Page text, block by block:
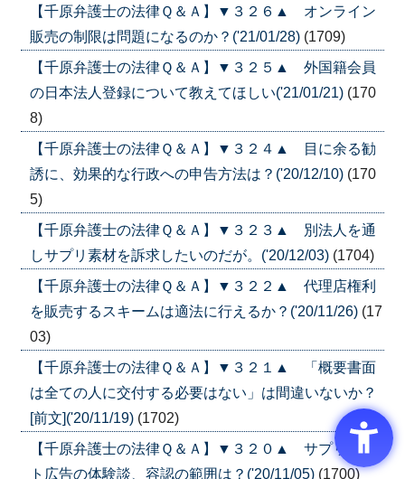
【千原弁護士の法律Ｑ＆Ａ】▼３２６▲ オンライン
販売の制限は問題になるのか？('21/01/28) (1709)
【千原弁護士の法律Ｑ＆Ａ】▼３２５▲ 外国籍会員
の日本法人登録について教えてほしい('21/01/21) (170
8)
【千原弁護士の法律Ｑ＆Ａ】▼３２４▲ 目に余る勧
誘に、効果的な行政への申告方法は？('20/12/10) (170
5)
【千原弁護士の法律Ｑ＆Ａ】▼３２３▲ 別法人を通
しサプリ素材を訴求したいのだが。('20/12/03) (1704)
【千原弁護士の法律Ｑ＆Ａ】▼３２２▲ 代理店権利
を販売するスキームは適法に行えるか？('20/11/26) (17
03)
【千原弁護士の法律Ｑ＆Ａ】▼３２１▲ 「概要書面
は全ての人に交付する必要はない」は間違いないか？
[前文]('20/11/19) (1702)
【千原弁護士の法律Ｑ＆Ａ】▼３２０▲ サプリメン
ト広告の体験談、容認の範囲は？('20/11/05) (1700)